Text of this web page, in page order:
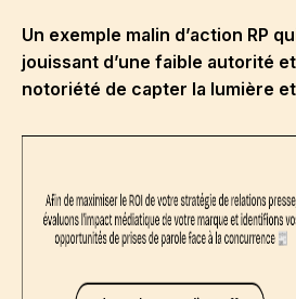
Un exemple malin d’action RP
jouissant d’une faible autorité
notoriété de capter la lumière